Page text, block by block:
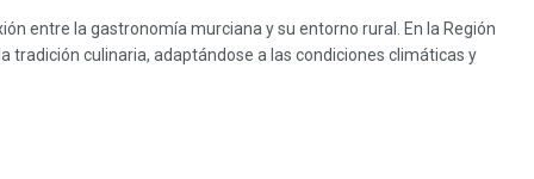
entre la gastronomía murciana y su entorno rural. En la Región
tradición culinaria, adaptándose a las condiciones climáticas y